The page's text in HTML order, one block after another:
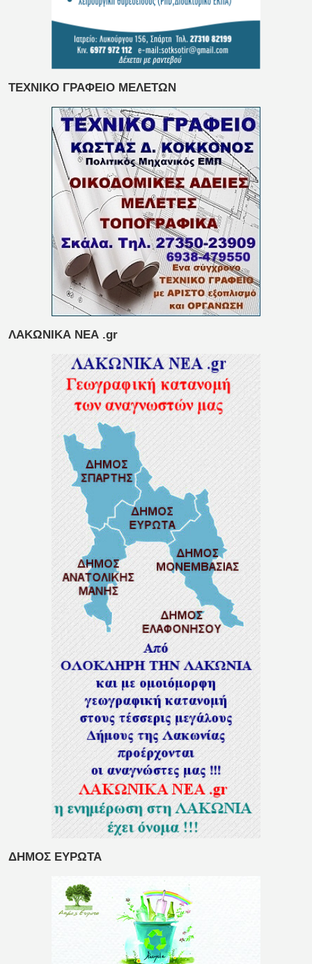
ΤΕΧΝΙΚΟ ΓΡΑΦΕΙΟ ΜΕΛΕΤΩΝ
ΛΑΚΩΝΙΚΑ ΝΕΑ .gr
ΔΗΜΟΣ ΕΥΡΩΤΑ